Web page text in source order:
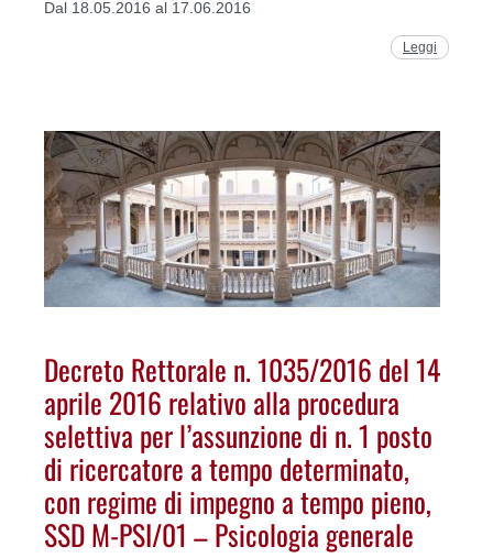
Dal 18.05.2016 al 17.06.2016
Leggi
Decreto Rettorale n. 1035/2016 del 14
aprile 2016 relativo alla procedura
selettiva per l’assunzione di n. 1 posto
di ricercatore a tempo determinato,
con regime di impegno a tempo pieno,
SSD M-PSI/01 – Psicologia generale